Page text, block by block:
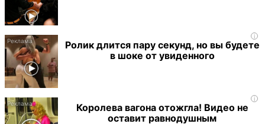
i
Ролик длится пару секунд, но вы будете
в шоке от увиденного
i
Королева вагона отожгла! Видео не
оставит равнодушным